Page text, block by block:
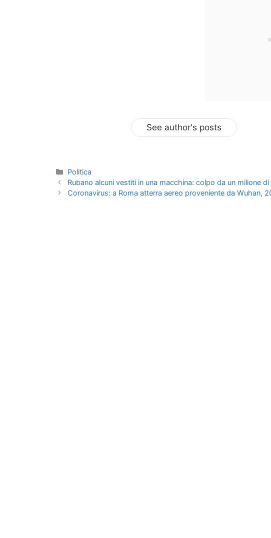
See author's posts
Categorie
Politica
Rubano alcuni vestiti in una macchina: colpo da un milione di
Coronavirus: a Roma atterra aereo proveniente da Wuhan,